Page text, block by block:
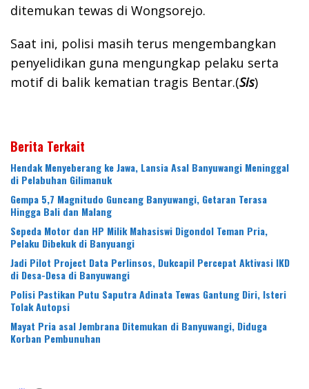
ditemukan tewas di Wongsorejo.
Saat ini, polisi masih terus mengembangkan
penyelidikan guna mengungkap pelaku serta
motif di balik kematian tragis Bentar.(Sis)
Berita Terkait
Hendak Menyeberang ke Jawa, Lansia Asal Banyuwangi Meninggal
di Pelabuhan Gilimanuk
Gempa 5,7 Magnitudo Guncang Banyuwangi, Getaran Terasa
Hingga Bali dan Malang
Sepeda Motor dan HP Milik Mahasiswi Digondol Teman Pria,
Pelaku Dibekuk di Banyuangi
Jadi Pilot Project Data Perlinsos, Dukcapil Percepat Aktivasi IKD
di Desa-Desa di Banyuwangi
Polisi Pastikan Putu Saputra Adinata Tewas Gantung Diri, Isteri
Tolak Autopsi
Mayat Pria asal Jembrana Ditemukan di Banyuwangi, Diduga
Korban Pembunuhan